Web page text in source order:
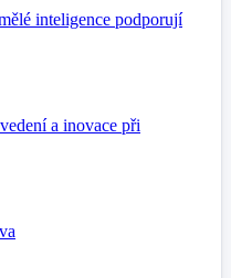
inteligence podporují
a inovace při